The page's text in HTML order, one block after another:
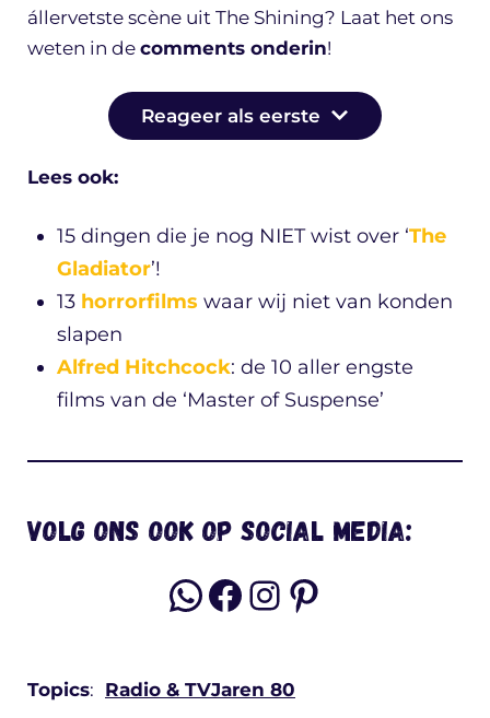
állervetste scène uit The Shining? Laat het ons
weten in de comments onderin!
Reageer als eerste
Lees ook:
15 dingen die je nog NIET wist over ‘The
Gladiator’!
13 horrorfilms waar wij niet van konden
slapen
Alfred Hitchcock: de 10 aller engste
films van de ‘Master of Suspense’
Volg ons ook op social media:
WhatsApp
Facebook
Instagram
Pinterest
Topics: Radio & TVJaren 80